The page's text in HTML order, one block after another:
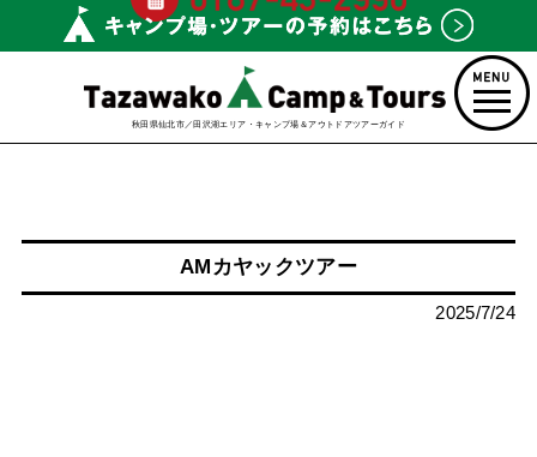
秋田県仙北市／田沢湖エリア・キャンプ場＆アウトドアツアーガイド
AMカヤックツアー
2025/7/24